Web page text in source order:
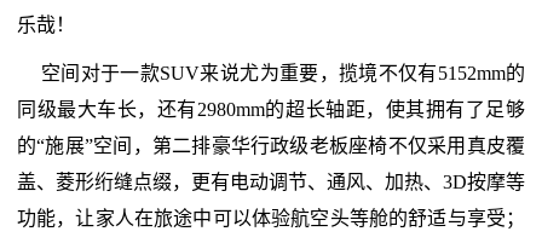
乐哉！
空间对于一款SUV来说尤为重要，揽境不仅有5152mm的
同级最大车长，还有2980mm的超长轴距，使其拥有了足够
的“施展”空间，第二排豪华行政级老板座椅不仅采用真皮覆
盖、菱形绗缝点缀，更有电动调节、通风、加热、3D按摩等
功能，让家人在旅途中可以体验航空头等舱的舒适与享受；